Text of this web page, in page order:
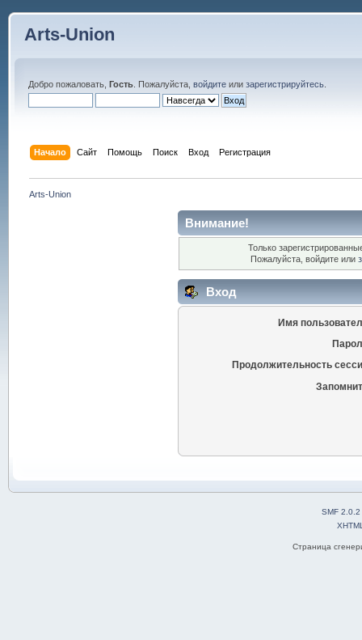
Arts-Union
Добро пожаловать, Гость. Пожалуйста, войдитеили зарегистрируйтесь.
Начало Сайт Помощь Поиск Вход Регистрация
Arts-Union
Внимание!
Только
Пожалуйста, войдите или
Вход
Имя
Продолжительность
SMF 2.0.2
Страница